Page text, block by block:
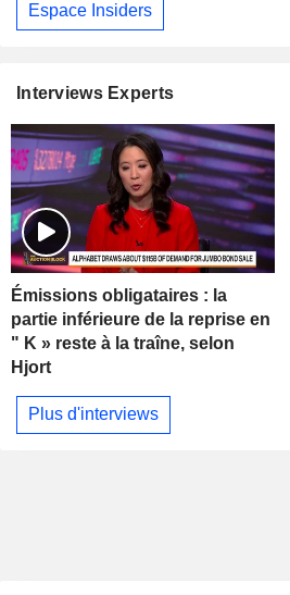
Espace Insiders
Interviews Experts
Émissions obligataires : la
partie inférieure de la reprise en
" K » reste à la traîne, selon
Hjort
Plus d'interviews